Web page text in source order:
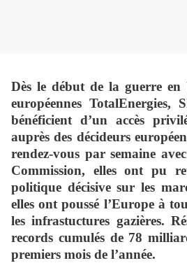
Dès le début de la guerre
européennes TotalEnergies,
bénéficient d’un accès
auprès des décideurs
rendez-vous par semaine
Commission, elles ont pu
politique décisive sur les
elles ont poussé l’Europe à
les infrastuctures gazières.
records cumulés de 78
premiers mois de l’année.